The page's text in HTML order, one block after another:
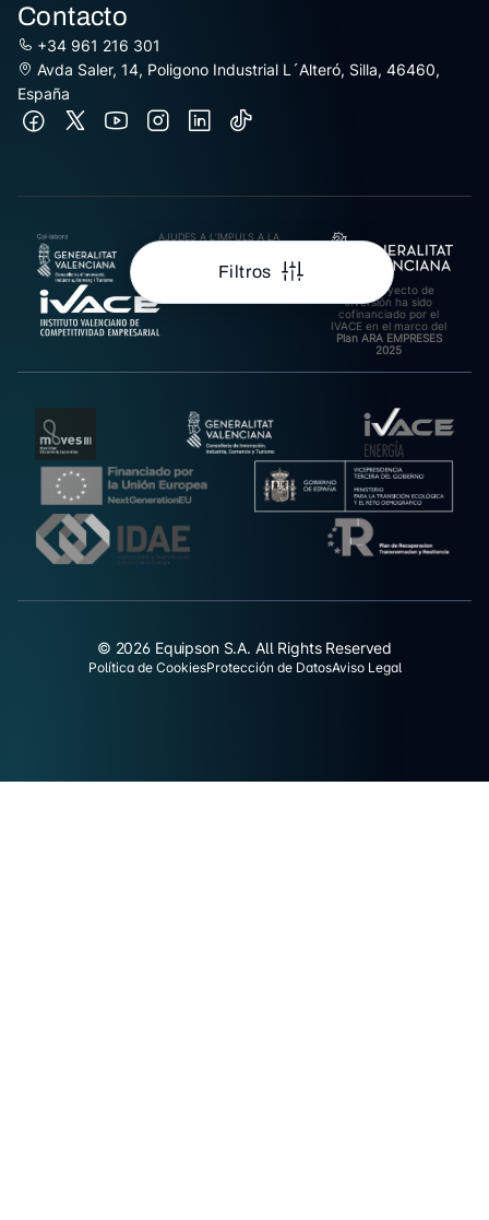
Filtros
Contacto
+34 961 216 301
Avda Saler, 14, Poligono Industrial L´Alteró, Silla, 46460,
España
AJUDES A L’IMPULS A LA
DE PIMES EXPORTADORES
DE LA COMUNITAT
VALENCIANA 2025.
Este proyecto de
inversión ha sido
cofinanciado por el
IVACE en el marco del
Plan ARA EMPRESES
2025
© 2026 Equipson S.A. All Rights Reserved
Política de CookiesProtección de DatosAviso Legal